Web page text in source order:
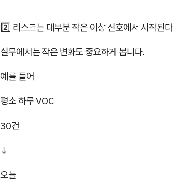
2️⃣ 리스크는 대부분 작은 이상 신호에서 시작된다
실무에서는 작은 변화도 중요하게 봅니다.
예를 들어
평소 하루 VOC
30건
↓
오늘